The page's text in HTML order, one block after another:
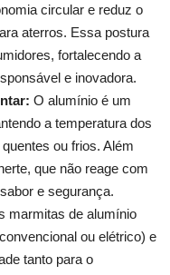
circular e reduz o
aterros. Essa postura
fortalecendo a
e inovadora.
O alumínio é um
a temperatura dos
ou frios. Além
que não reage com
e segurança.
marmitas de alumínio
ou elétrico) e
tanto para o